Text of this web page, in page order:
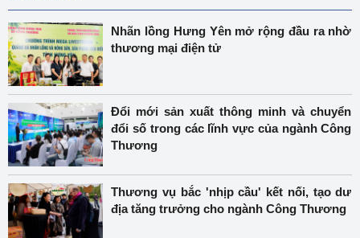
Nhãn lồng Hưng Yên mở rộng đầu ra nhờ
thương mại điện tử
Đổi mới sản xuất thông minh và chuyển
đổi số trong các lĩnh vực của ngành Công
Thương
Thương vụ bắc 'nhịp cầu' kết nối, tạo dư
địa tăng trưởng cho ngành Công Thương